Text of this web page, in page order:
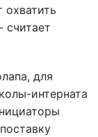
считает
для
интерната